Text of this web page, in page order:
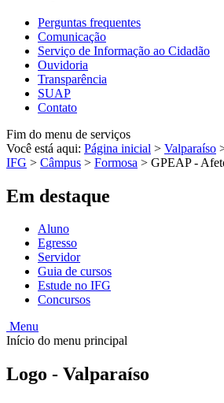
Perguntas frequentes
Comunicação
Serviço de Informação ao Cidadão
Ouvidoria
Transparência
SUAP
Contato
Fim do menu de serviços
Você está aqui: Página inicial > Valparaíso
IFG > Câmpus > Formosa > GPEAP -
Em destaque
Aluno
Egresso
Servidor
Guia de cursos
Estude no IFG
Concursos
Menu
Início do menu principal
Logo - Valparaíso